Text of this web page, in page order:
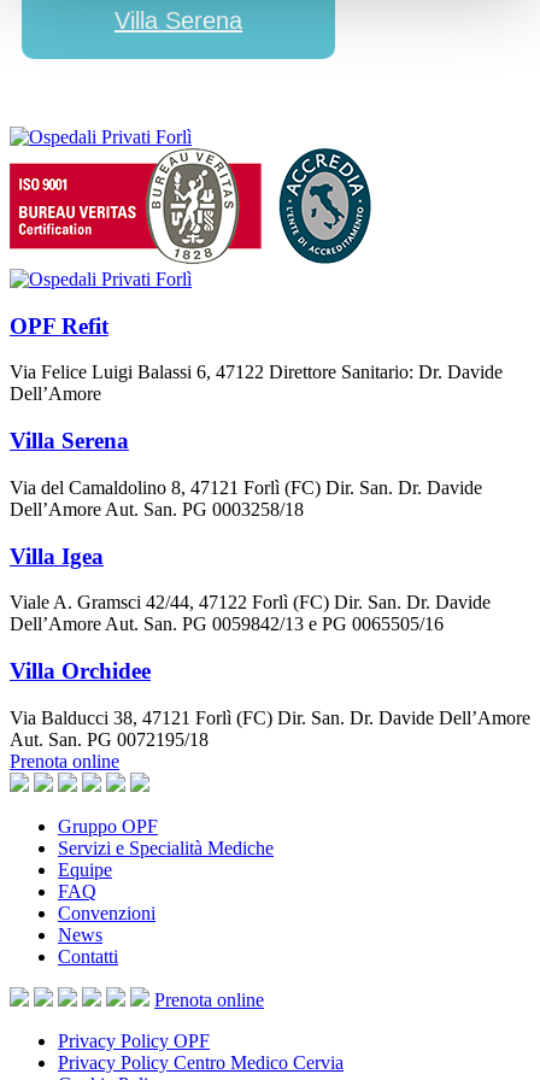
Villa Serena
OPF Refit
Via Felice Luigi Balassi 6, 47122 Direttore Sanitario: Dr. Davide
Dell’Amore
Villa Serena
Via del Camaldolino 8, 47121 Forlì (FC) Dir. San. Dr. Davide
Dell’Amore Aut. San. PG 0003258/18
Villa Igea
Viale A. Gramsci 42/44, 47122 Forlì (FC) Dir. San. Dr. Davide
Dell’Amore Aut. San. PG 0059842/13 e PG 0065505/16
Villa Orchidee
Via Balducci 38, 47121 Forlì (FC) Dir. San. Dr. Davide Dell’Amore
Aut. San. PG 0072195/18
Prenota online
Gruppo OPF
Servizi e Specialità Mediche
Equipe
FAQ
Convenzioni
News
Contatti
Prenota online
Privacy Policy OPF
Privacy Policy Centro Medico Cervia